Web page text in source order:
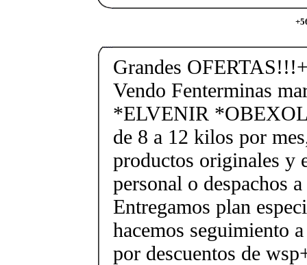
Grandes
Vendo Fenterminas
*ELVENIR
de 8 a 12 kilos por
productos originales y
personal o despachos
Entregamos plan
hacemos seguimiento
por descuentos de